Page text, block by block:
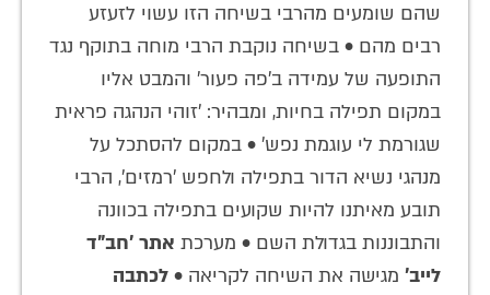
שהם שומעים מהרבי בשיחה הזו עשוי לזעזע
רבים מהם • בשיחה נוקבת הרבי מוחה בתוקף נגד
התופעה של עמידה ב'פה פעור' והמבט אליו
במקום תפילה בחיות, ומבהיר: 'זוהי הנהגה פראית
שגורמת לי עוגמת נפש' • במקום להסתכל על
מנהגי נשיא הדור בתפילה ולחפש 'רמזים', הרבי
תובע מאיתנו להיות שקועים בתפילה בכוונה
והתבוננות בגדולת השם • מערכת אתר 'חב"ד
לייב' מגישה את השיחה לקריאה • לכתבה